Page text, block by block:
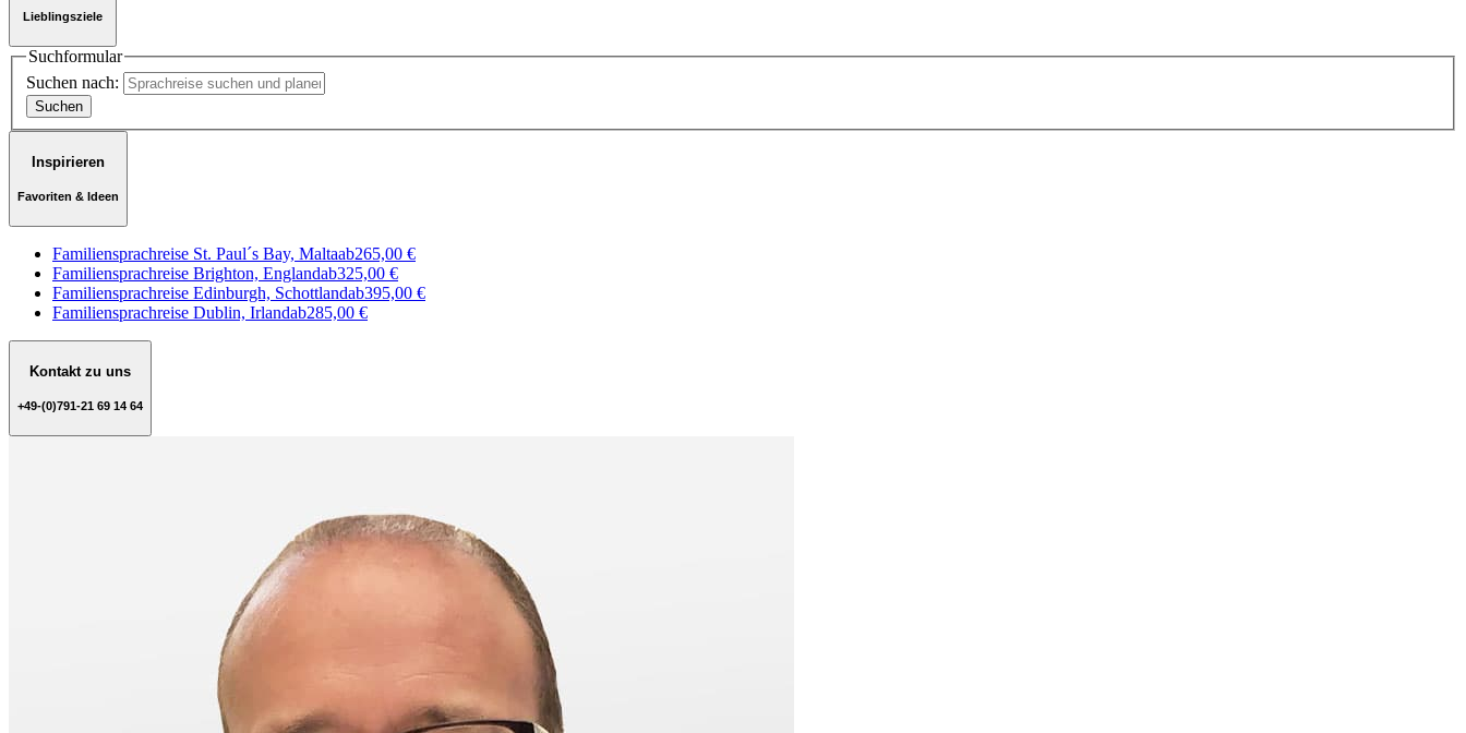
Lieblingsziele
Suchformular
Suchen nach:
Inspirieren
Favoriten & Ideen
Familiensprachreise St. Paul´s Bay, Maltaab265,00 €
Familiensprachreise Brighton, Englandab325,00 €
Familiensprachreise Edinburgh, Schottlandab395,00 €
Familiensprachreise Dublin, Irlandab285,00 €
Kontakt zu uns
+49-(0)791-21 69 14 64